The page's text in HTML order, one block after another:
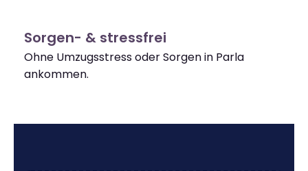
Sorgen- & stressfrei
Ohne Umzugsstress oder Sorgen in Parla
ankommen.